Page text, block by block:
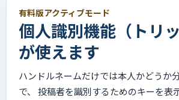
有料版アクティブモード
個人識別機能（トリッ
が使えます
ハンドルネームだけでは本人かどうか
で、 投稿者を識別するためのキーを表